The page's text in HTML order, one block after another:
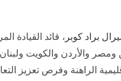
براد كوبر ، قائد القيادة
ومصر والأردن والكويت
الراهنة وفرص تعزيز